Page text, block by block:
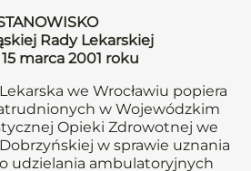
Rady Lekarskiej
marca 2001 roku
we Wrocławiu popiera
w Wojewódzkim
Opieki Zdrowotnej we
w sprawie uznania
udzielania ambulatoryjnych